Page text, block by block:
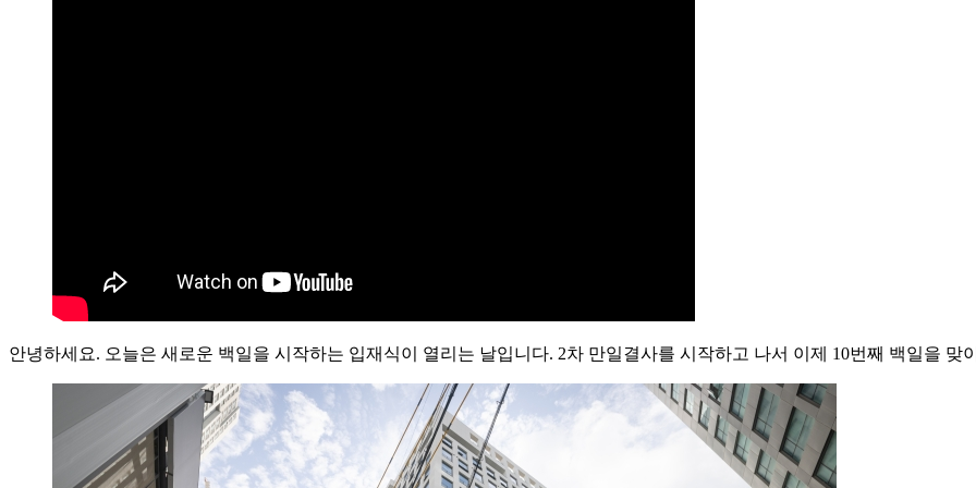
안녕하세요. 오늘은 새로운 백일을 시작하는 입재식이 열리는 날입니다. 2차 만일결사를 시작하고 나서 이제 10번째 백일을 맞